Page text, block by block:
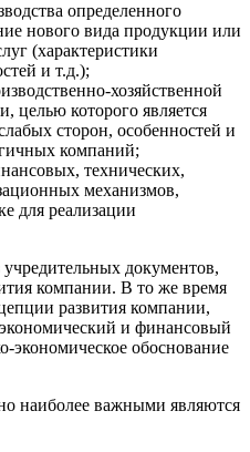
определенного
нового вида продукции или
(характеристики
и т.д.);
хозяйственной
целью которого является
сторон, особенностей и
компаний;
технических,
механизмов,
для реализации
документов,
компании. В то же время
развития компании,
и финансовый
экономическое обоснование
наиболее важными являются